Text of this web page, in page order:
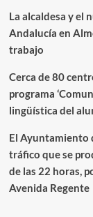
La alcaldesa y el
Andalucía en
trabajo
Cerca de 80
programa
lingüística del
El Ayuntamiento
tráfico que se
de las 22 horas,
Avenida Regente